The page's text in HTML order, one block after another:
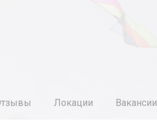
Локации Вакансии